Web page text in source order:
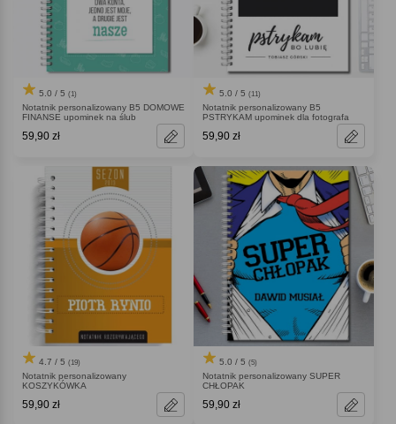
5.0 / 5 (1)
Notatnik personalizowany B5 DOMOWE
FINANSE upominek na ślub
59,90 zł
5.0 / 5 (11)
Notatnik personalizowany B5
PSTRYKAM upominek dla fotografa
59,90 zł
4.7 / 5 (19)
Notatnik personalizowany
KOSZYKÓWKA
59,90 zł
5.0 / 5 (5)
Notatnik personalizowany SUPER
CHŁOPAK
59,90 zł